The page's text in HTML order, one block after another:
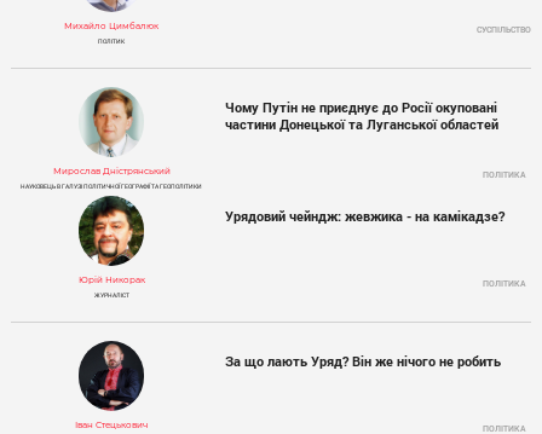
Михайло Цимбалюк
ПОЛІТИК
СУСПІЛЬСТВО
Мирослав Дністрянський
НАУКОВЕЦЬ В ГАЛУЗІ ПОЛІТИЧНОЇ ГЕОГРАФІЇ ТА ГЕОПОЛІТИКИ
Чому Путін не приєднує до Росії окуповані
частини Донецької та Луганської областей
ПОЛІТИКА
Юрій Никорак
ЖУРНАЛІСТ
Урядовий чейндж: жевжика - на камікадзе?
ПОЛІТИКА
Іван Стецькович
За що лають Уряд? Він же нічого не робить
ПОЛІТИКА